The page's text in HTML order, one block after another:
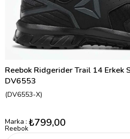
Reebok Ridgerider Trail 14 Erkek
DV6553
(DV6553-X)
Marka :
Reebok₺799,00